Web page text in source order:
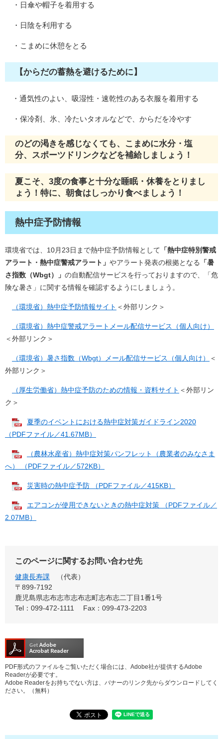
・日傘や帽子を着用する
・日陰を利用する
・こまめに休憩をとる
【からだの蓄熱を避けるために】
・通気性のよい、吸湿性・速乾性のある衣服を着用する
・保冷剤、氷、冷たいタオルなどで、からだを冷やす
のどの渇きを感じなくても、こまめに水分・塩
分、スポーツドリンクなどを補給しましょう！
夏こそ、3度の食事と十分な睡眠・休養をとりまし
ょう！特に、朝食はしっかり食べましょう！
熱中症予防情報
環境省では、10月23日まで熱中症予防情報として 「熱中症特別警戒
アラート・熱中症警戒アラート」 やアラート発表の根拠となる
「暑
さ指数（Wbgt）」 の自動配信サービスを行っておりますので、「危
険な暑さ」に関する情報を確認するようにしましょう。
（環境省）熱中症予防情報サイト ＜外部リンク＞
（環境省）熱中症警戒アラートメール配信サービス（個人向け）
＜外部リンク＞
（環境省）暑さ指数（Wbgt）メール配信サービス（個人向け）
＜
外部リンク＞
（厚生労働省）熱中症予防のための情報・資料サイト ＜外部リン
ク＞
夏季のイベントにおける熱中症対策ガイドライン2020
（PDFファイル／41.67MB）
（農林水産省）熱中症対策パンフレット（農業者のみなさま
へ） （PDFファイル／572KB）
災害時の熱中症予防 （PDFファイル／415KB）
エアコンが使用できないときの熱中症対策 （PDFファイル／
2.07MB）
このページに関するお問い合わせ先
健康長寿課
代表
〒899-7192
鹿児島県志布志市志布志町志布志二丁目1番1号
Tel：099-472-1111
Fax：099-473-2203
PDF形式のファイルをご覧いただく場合には、Adobe社が提供するAdobe
Readerが必要です。
Adobe Readerをお持ちでない方は、バナーのリンク先からダウンロードしてく
ださい。（無料）